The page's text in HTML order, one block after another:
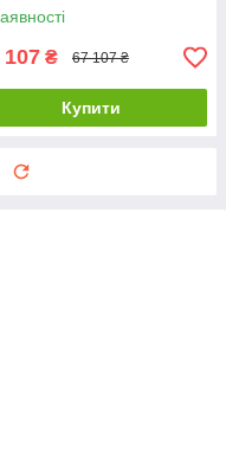
107 ₴ 67 107 ₴
Купити